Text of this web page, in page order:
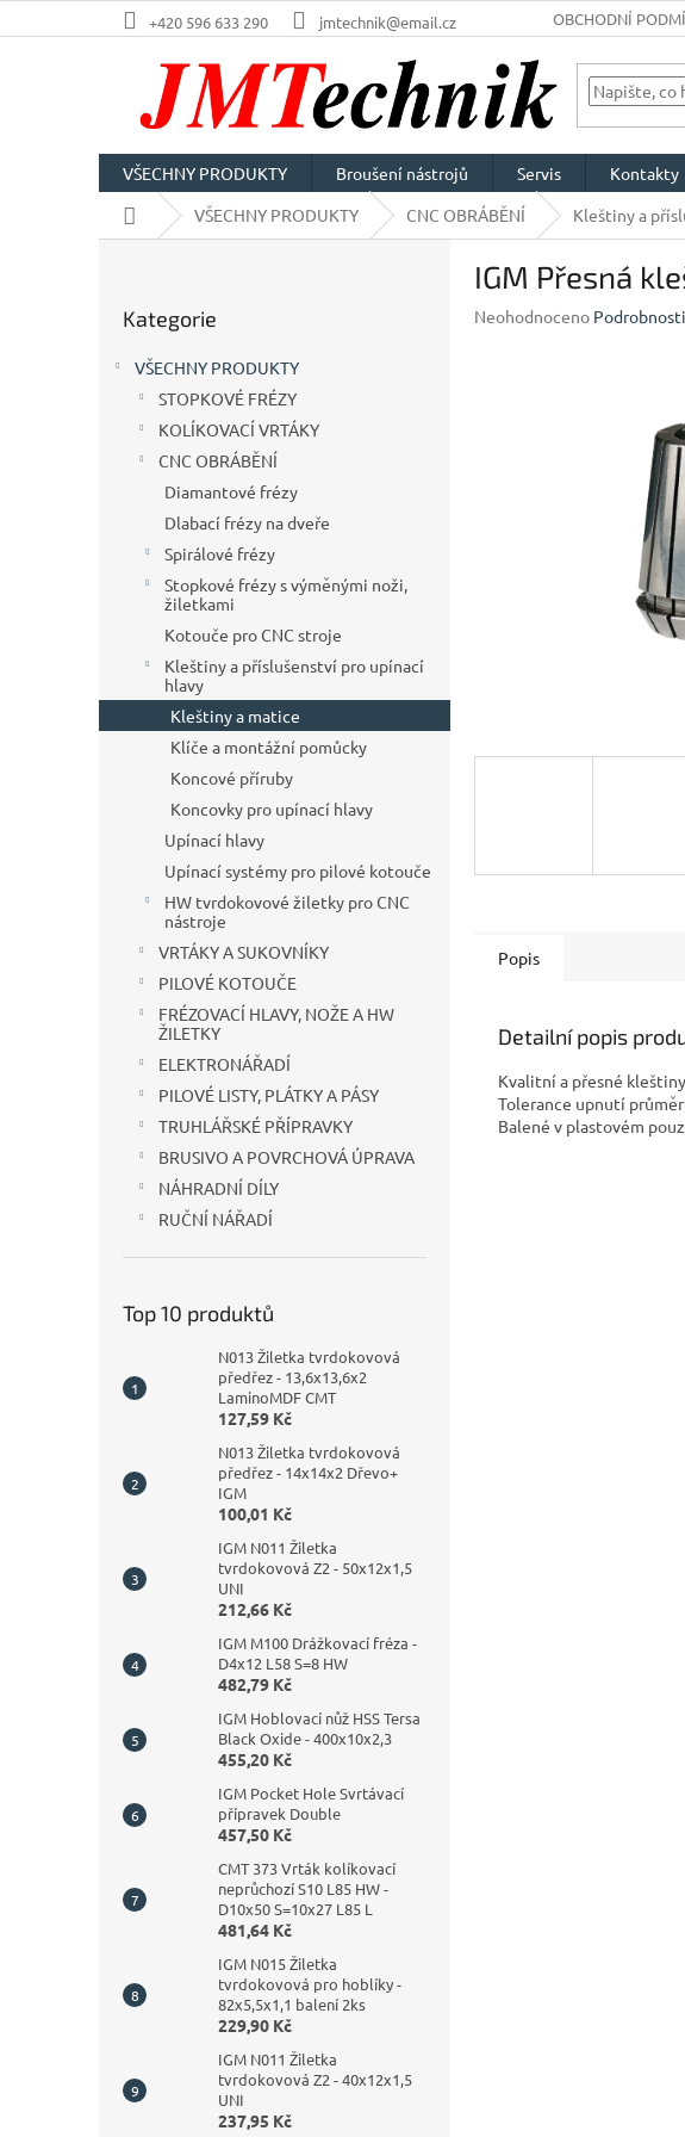
na
+420 596 633 290 jmtechnik@email.cz OBCHODNÍ
VŠECHNY PRODUKTY Broušení nástrojů Servis Kontakty
Domů VŠECHNY PRODUKTY CNC OBRÁBĚNÍ Kleštiny a
kategorie
Kategorie
VŠECHNY PRODUKTY
STOPKOVÉ FRÉZY
KOLÍKOVACÍ VRTÁKY
CNC OBRÁBĚNÍ
Diamantové frézy
Dlabací frézy na dveře
Spirálové frézy
Stopkové frézy s výměnými noži,
žiletkami
Kotouče pro CNC stroje
Kleštiny a příslušenství pro upínací
hlavy
Kleštiny a matice
Klíče a montážní pomůcky
Koncové příruby
Koncovky pro upínací hlavy
Upínací hlavy
Upínací systémy pro pilové kotouče
HW tvrdokovové žiletky pro CNC
nástroje
VRTÁKY A SUKOVNÍKY
PILOVÉ KOTOUČE
FRÉZOVACÍ HLAVY, NOŽE A HW
ŽILETKY
ELEKTRONÁŘADÍ
PILOVÉ LISTY, PLÁTKY A PÁSY
TRUHLÁŘSKÉ PŘÍPRAVKY
BRUSIVO A POVRCHOVÁ ÚPRAVA
NÁHRADNÍ DÍLY
RUČNÍ NÁŘADÍ
Top 10 produktů
N013 Žiletka tvrdokovová
předřez - 13,6x13,6x2
LaminoMDF CMT
127,59 Kč
N013 Žiletka tvrdokovová
předřez - 14x14x2 Dřevo+
IGM
100,01 Kč
IGM N011 Žiletka
tvrdokovová Z2 - 50x12x1,5
UNI
212,66 Kč
IGM M100 Drážkovací fréza -
D4x12 L58 S=8 HW
482,79 Kč
IGM Hoblovací nůž HSS Tersa
Black Oxide - 400x10x2,3
455,20 Kč
IGM Pocket Hole Svrtávací
přípravek Double
457,50 Kč
CMT 373 Vrták kolíkovací
neprůchozí S10 L85 HW -
D10x50 S=10x27 L85 L
481,64 Kč
IGM N015 Žiletka
tvrdokovová pro hoblíky -
82x5,5x1,1 balení 2ks
229,90 Kč
IGM N011 Žiletka
tvrdokovová Z2 - 40x12x1,5
UNI
237,95 Kč
IGM Přesná
Průměrné
Neohodnoceno
Popis
Detailní popis
Kvalitní a přesné
Tolerance upnutí
Balené v plastovém